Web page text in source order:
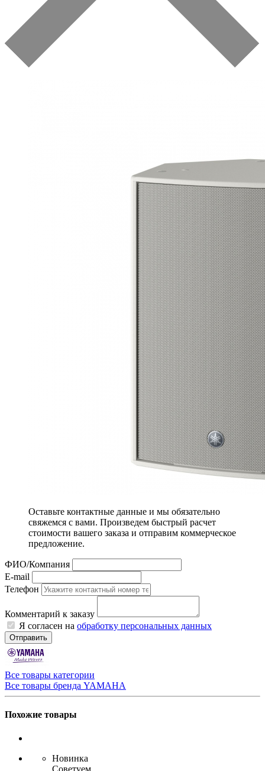
Оставьте контактные данные и мы обязательно
свяжемся с вами. Произведем быстрый расчет
стоимости вашего заказа и отправим коммерческое
предложение.
ФИО/Компания
E-mail
Телефон
Комментарий к заказу
Я согласен на обработку персональных данных
Отправить
Все товары категории
Все товары бренда YAMAHA
Похожие товары
Новинка
Советуем